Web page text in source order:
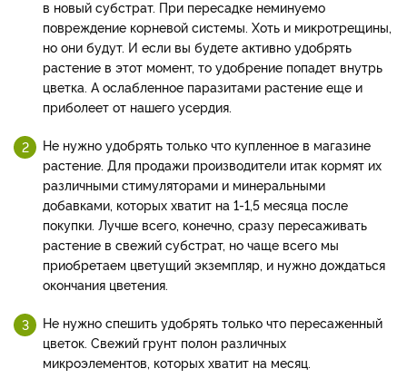
в новый субстрат. При пересадке неминуемо
повреждение корневой системы. Хоть и микротрещины,
но они будут. И если вы будете активно удобрять
растение в этот момент, то удобрение попадет внутрь
цветка. А ослабленное паразитами растение еще и
приболеет от нашего усердия.
Не нужно удобрять только что купленное в магазине
растение. Для продажи производители итак кормят их
различными стимуляторами и минеральными
добавками, которых хватит на 1-1,5 месяца после
покупки. Лучше всего, конечно, сразу пересаживать
растение в свежий субстрат, но чаще всего мы
приобретаем цветущий экземпляр, и нужно дождаться
окончания цветения.
Не нужно спешить удобрять только что пересаженный
цветок. Свежий грунт полон различных
микроэлементов, которых хватит на месяц.